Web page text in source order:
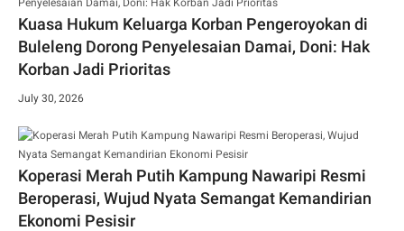
Kuasa Hukum Keluarga Korban Pengeroyokan di
Buleleng Dorong Penyelesaian Damai, Doni: Hak
Korban Jadi Prioritas
July 30, 2026
Koperasi Merah Putih Kampung Nawaripi Resmi
Beroperasi, Wujud Nyata Semangat Kemandirian
Ekonomi Pesisir